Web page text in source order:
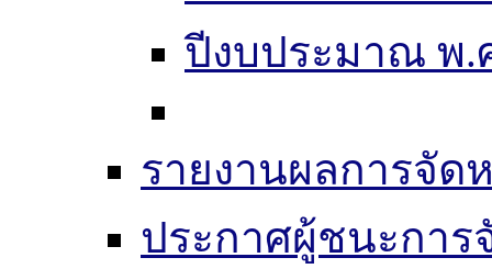
ปีงบประมาณ พ.
รายงานผลการจั
ประกาศผู้ชนะการ